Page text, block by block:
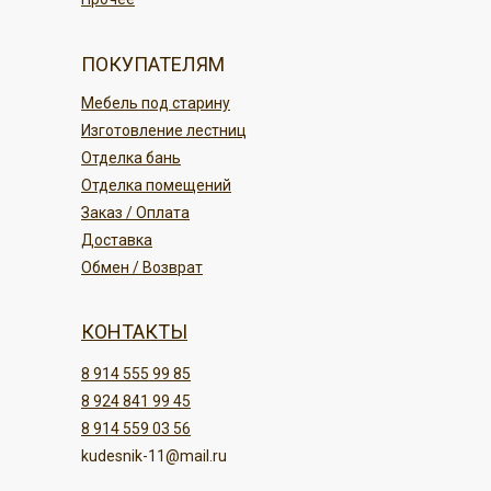
Отделка бань
Изготовление лестниц
Мебель под старину
ПОКУПАТЕЛЯМ
kudesnik-11@mail.ru
8 914 559 03 56
8 914 555 99 85
8 924 841 99 45
КОНТАКТЫ
Обмен / Возврат
Отделка помещений
Заказ / Оплата
Доставка